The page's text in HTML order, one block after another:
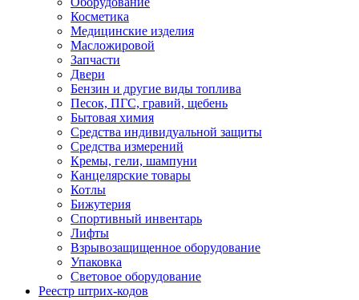
Косметика
Медицинские изделия
Масложировой
Запчасти
Двери
Бензин и другие виды топлива
Песок, ПГС, гравий, щебень
Бытовая химия
Средства индивидуальной защиты
Средства измерений
Кремы, гели, шампуни
Канцелярские товары
Котлы
Бижутерия
Спортивный инвентарь
Лифты
Взрывозащищенное оборудование
Упаковка
Световое оборудование
Реестр штрих-кодов